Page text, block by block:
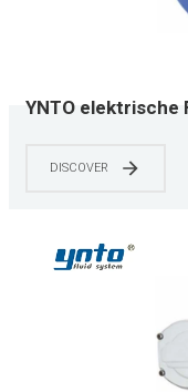
YNTO elektrische
DISCOVER